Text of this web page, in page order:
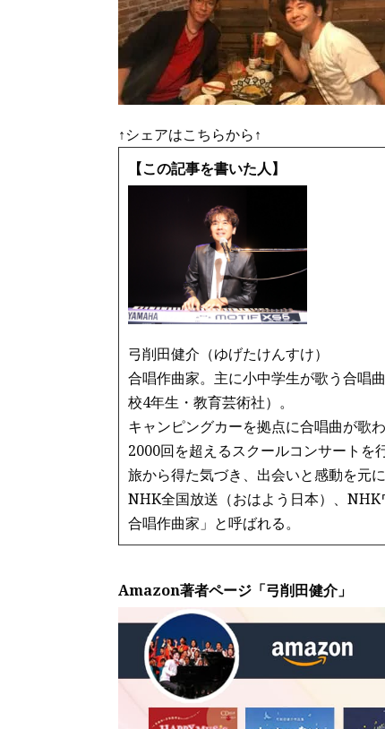
↑シェアはこちらから↑
【この記事を書いた人】
弓削田健介（ゆげたけんすけ）
合唱作曲家。主に小中学生が歌う合唱
校4年生・教育芸術社）。
キャンピングカーを拠点に合唱曲が歌
2000回を超えるスクールコンサートを行
旅から得た気づき、出会いと感動を元
NHK全国放送（おはよう日本）、
合唱作曲家」と呼ばれる。
Amazon著者ページ「弓削田健介」